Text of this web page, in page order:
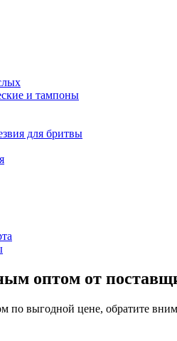
и тампоны
для бритвы
оптом от
по выгодной цене, обратите